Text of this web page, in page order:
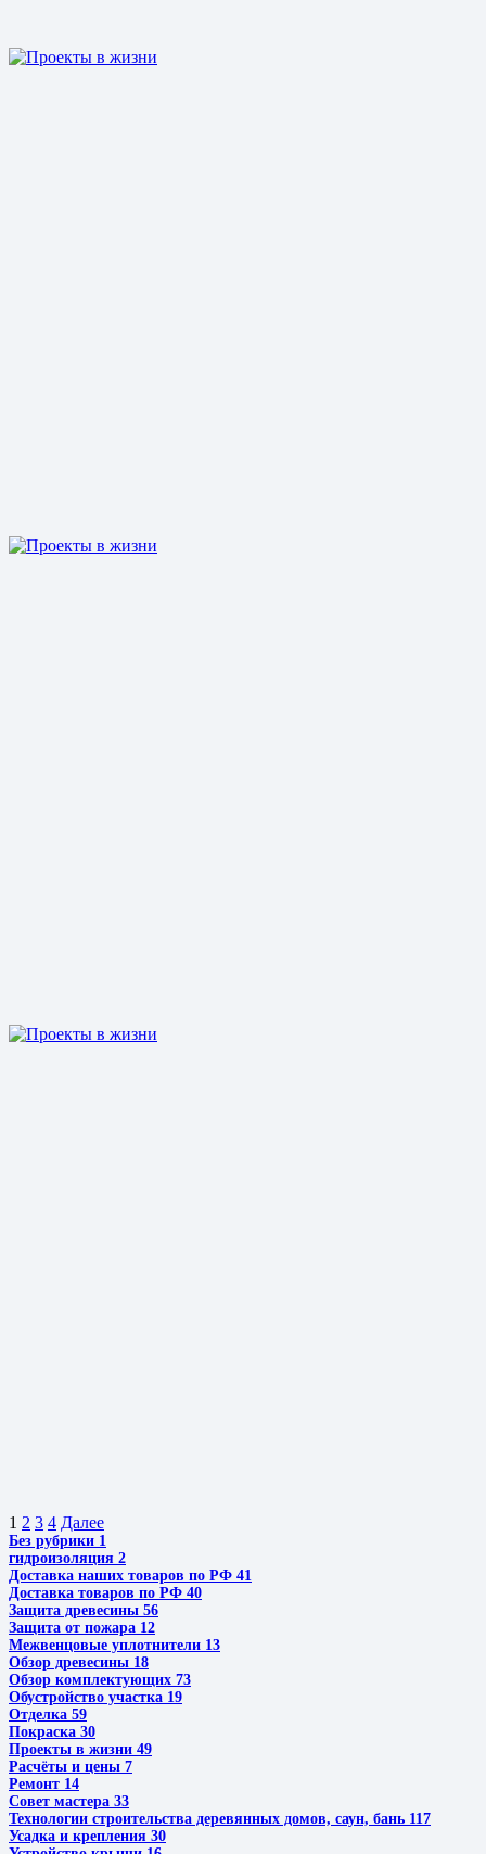
1 2 3 4 Далее
Без рубрики 1
гидроизоляция 2
Доставка наших товаров по РФ 41
Доставка товаров по РФ 40
Защита древесины 56
Защита от пожара 12
Межвенцовые уплотнители 13
Обзор древесины 18
Обзор комплектующих 73
Обустройство участка 19
Отделка 59
Покраска 30
Проекты в жизни 49
Расчёты и цены 7
Ремонт 14
Совет мастера 33
Технологии строительства деревянных домов, саун, бань 117
Усадка и крепления 30